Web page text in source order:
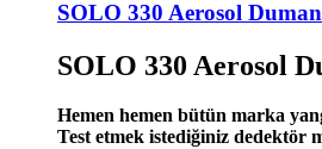
SOLO 330 Aerosol
SOLO 330 Aerosol
Hemen hemen bütün marka
Test etmek istediğiniz dedektör